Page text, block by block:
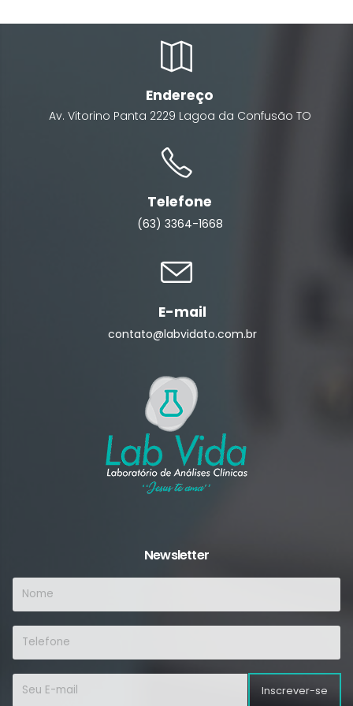
Endereço
Av. Vitorino Panta 2229 Lagoa da Confusão TO
Telefone
(63) 3364-1668
E-mail
contato@labvidato.com.br
Newsletter
Inscrever-se